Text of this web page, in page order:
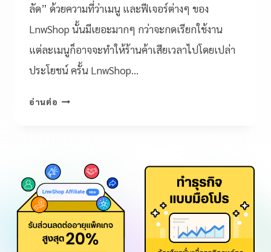
ลัด” ด้วยความที่ว่าเมนู และฟีเจอร์ต่างๆ ของ
LnwShop นั้นมีเยอะมากๆ กว่าจะกดเรียกใช้งาน
แต่ละเมนูก็อาจจะทำให้ร้านค้าเสียเวลาไปโดยเปล่า
ประโยชน์ ครั้น LnwShop…
อ่านต่อ